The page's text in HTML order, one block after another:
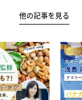
他の記事を見る